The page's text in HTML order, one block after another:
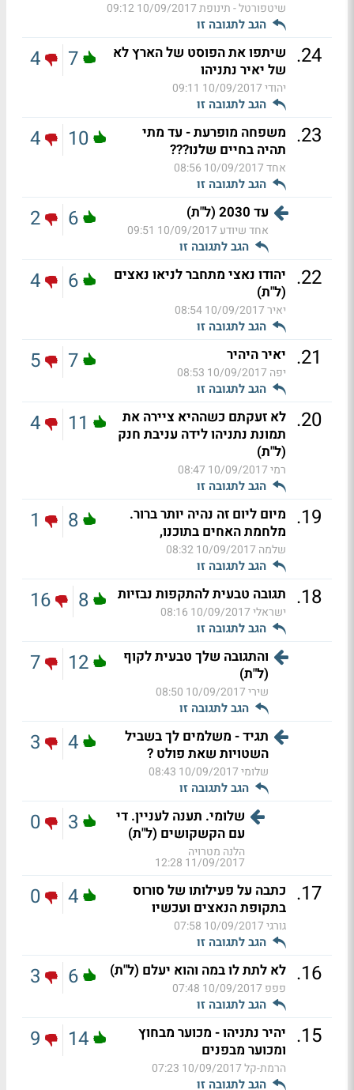
שיטפורטל - תינופת10/09/2017 09:12
הגב לתגובה זו
24
. שיתפו את הפוסט של הארץ לא
של יאיר נתניהו
יהודי10/09/2017 09:11
הגב לתגובה זו
7
4
23
. משפחה מופרעת - עד מתי
תהיה בחיים שלנו???
אחד10/09/2017 08:56
הגב לתגובה זו
10
4
עד 2030 (ל"ת)
אחד שיודע10/09/2017 09:51
הגב לתגובה זו
6
2
22
. יהודו נאצי מתחבר לניאו נאצים
(ל"ת)
יאיר10/09/2017 08:54
הגב לתגובה זו
6
4
21
. יאיר היהיר
יפה 10/09/2017 08:53
הגב לתגובה זו
7
5
20
. לא זעקתם כשההיא ציירה את
תמונת נתניהו לידה עניבת חנק
(ל"ת)
רמי10/09/2017 08:47
הגב לתגובה זו
11
4
19
. מיום ליום זה נהיה יותר ברור.
מלחמת האחים בתוכנו,
שלמה 10/09/2017 08:32
הגב לתגובה זו
8
1
18
. תגובה טבעית להתקפות נבזיות
ישראלי10/09/2017 08:16
הגב לתגובה זו
8
16
והתגובה שלך טבעית לקוף
(ל"ת)
שירי10/09/2017 08:50
הגב לתגובה זו
12
7
תגיד - משלמים לך בשביל
השטויות שאת פולט ?
שלומי10/09/2017 08:43
הגב לתגובה זו
4
3
שלומי. תענה לעניין. די
עם הקשקושים (ל"ת)
הלנה מטרויה
11/09/2017 12:28
3
0
17
. כתבה על פעילותו של סורוס
בתקופת הנאצים ועכשיו
גורגי10/09/2017 07:58
הגב לתגובה זו
4
0
16
. לא לתת לו במה והוא יעלם (ל"ת)
פפפ 10/09/2017 07:48
הגב לתגובה זו
6
3
15
. יהיר נתניהו - מכוער מבחוץ
ומכוער מבפנים
הרמת-קל10/09/2017 07:23
הגב לתגובה זו
14
9